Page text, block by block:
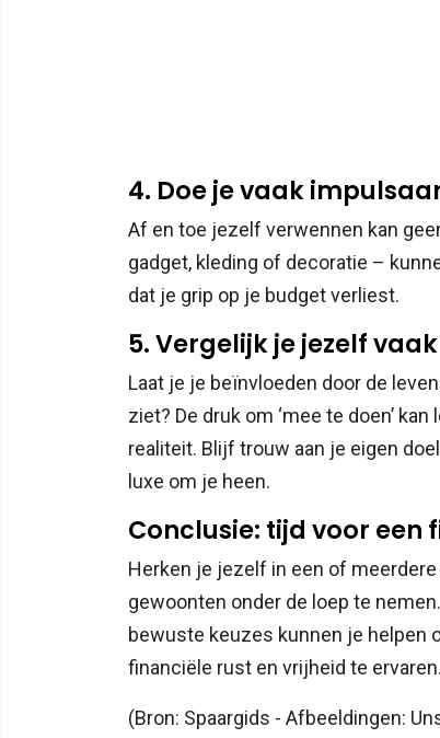
4. Doe je vaak
Af en toe jezelf verwennen kan
gadget, kleding of decoratie –
dat je grip op je budget verliest.
5. Vergelijk je jezelf
Laat je je beïnvloeden door de
ziet? De druk om ‘mee te doen’
realiteit. Blijf trouw aan je eigen
luxe om je heen.
Conclusie: tijd voor
Herken je jezelf in een of
gewoonten onder de loep te
bewuste keuzes kunnen je helpen
financiële rust en vrijheid te ervaren.
(Bron: Spaargids - Afbeeldingen: